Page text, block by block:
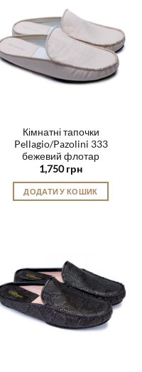
Кімнатні тапочки
Pellagio/Pazolini 333
бежевий флотар
1,750грн
ДОДАТИ У КОШИК
варіантів.
Параметри
можна
вибрати
на